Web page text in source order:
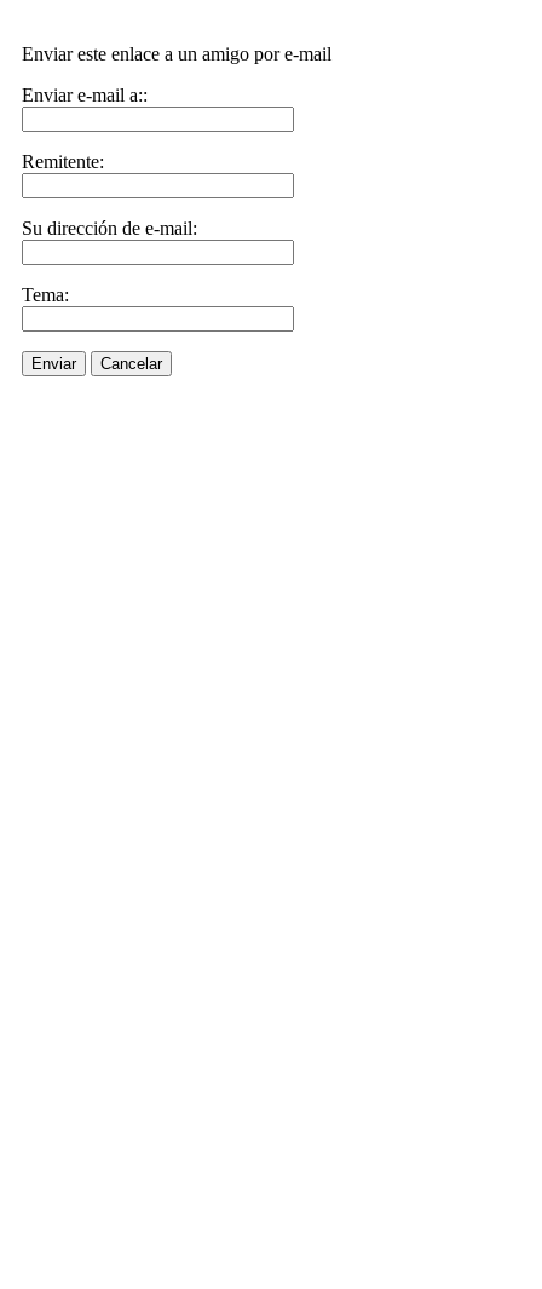
Enviar este enlace a un amigo por e-mail
Enviar e-mail a::
Remitente:
Su dirección de e-mail:
Tema:
Enviar Cancelar